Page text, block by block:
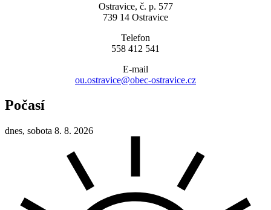
Ostravice, č. p. 577
739 14 Ostravice
Telefon
558 412 541
E-mail
ou.ostravice@obec-ostravice.cz
Počasí
dnes, sobota 8. 8. 2026